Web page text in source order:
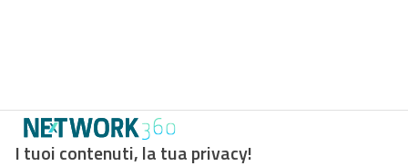
I tuoi contenuti, la tua privacy!